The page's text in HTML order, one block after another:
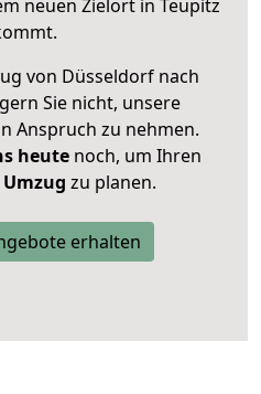
neuen Zielort in Teupitz
von Düsseldorf nach
Sie nicht, unsere
Anspruch zu nehmen.
heutenoch, um Ihren
zu planen.
erhalten